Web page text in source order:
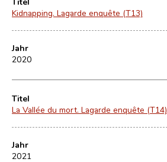
Kidnapping. Lagarde enquête (T13)
Jahr
2020
Titel
La Vallée du mort. Lagarde enquête (T14)
Jahr
2021